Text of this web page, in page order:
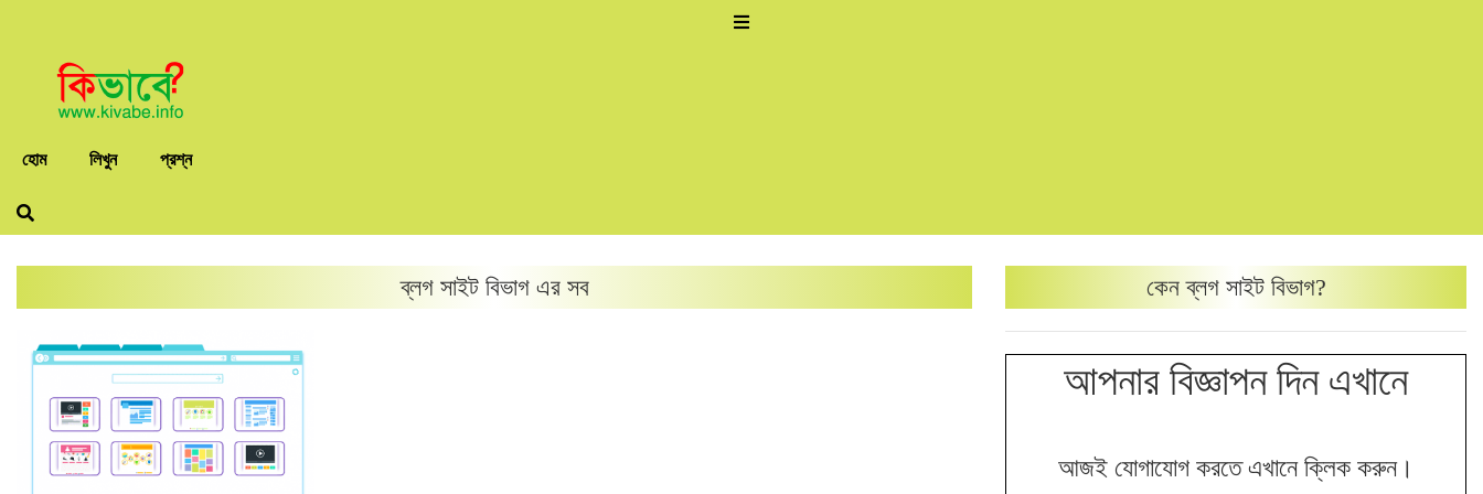
হোম লিখুন প্রশ্ন
ব্লগ সাইটবিভাগ এর সব কেনব্লগ সাইটবিভাগ?
আপনার বিজ্ঞাপন দিন এখানে
আজই যোগাযোগ করতে এখানে ক্লিক করুন।